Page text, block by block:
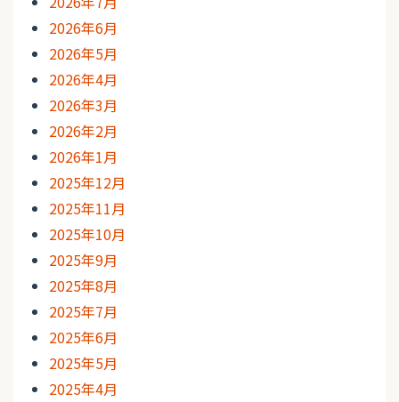
2026年6月
2026年5月
2026年4月
2026年3月
2026年2月
2026年1月
2025年12月
2025年11月
2025年10月
2025年9月
2025年8月
2025年7月
2025年6月
2025年5月
2025年4月